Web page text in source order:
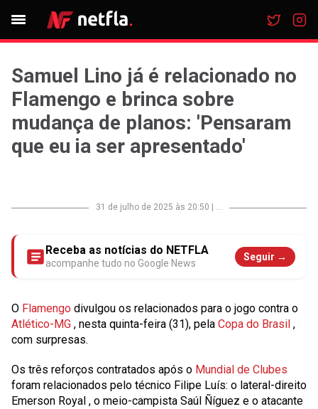
Samuel Lino já é relacionado no
Flamengo e brinca sobre
mudança de planos: 'Pensaram
que eu ia ser apresentado'
31 de julho de 2025 às 20:50 ...
Receba as notícias do NETFLA
acompanhe tudo no Google News
Seguir →
O Flamengo divulgou os relacionados para o jogo contra o
Atlético-MG , nesta quinta-feira (31), pela Copa do Brasil ,
com surpresas.
Os três reforços contratados após o Mundial de Clubes
foram relacionados pelo técnico Filipe Luís: o lateral-direito
Emerson Royal , o meio-campista Saúl Ñíguez e o atacante